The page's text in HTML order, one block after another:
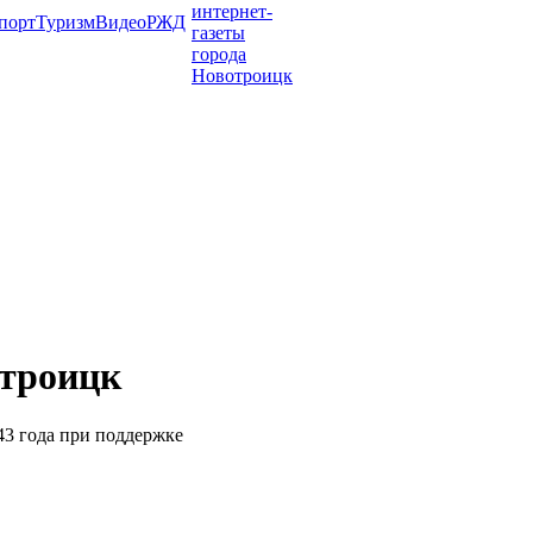
ТуризмВидеоРЖД
года при поддержке